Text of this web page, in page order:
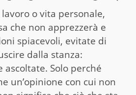
o vita personale,
che non apprezzerà e
spiacevoli, evitate di
dalla stanza:
Solo perché
un’opinione con cui non